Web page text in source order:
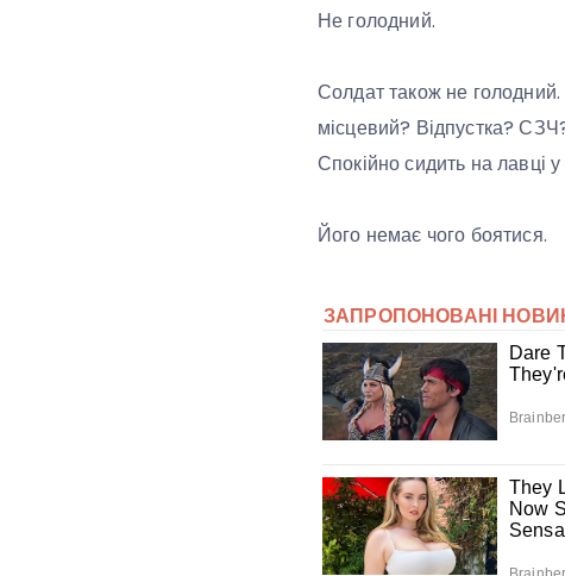
Не голодний.
Солдат також не
місцевий? Відпустка?
Спокійно сидить на лавці
Його немає чого боятися.